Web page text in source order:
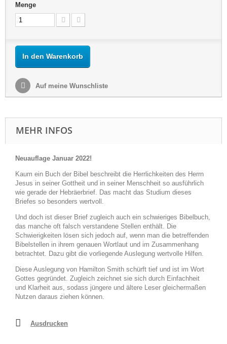
Menge
In den Warenkorb
Auf meine Wunschliste
MEHR INFOS
Neuauflage Januar 2022!
Kaum ein Buch der Bibel beschreibt die Herrlichkeiten des Herrn
Jesus in seiner Gottheit und in seiner Menschheit so ausführlich
wie gerade der Hebräerbrief. Das macht das Studium dieses
Briefes so besonders wertvoll.
Und doch ist dieser Brief zugleich auch ein schwieriges Bibelbuch,
das manche oft falsch verstandene Stellen enthält. Die
Schwierigkeiten lösen sich jedoch auf, wenn man die betreffenden
Bibelstellen in ihrem genauen Wortlaut und im Zusammenhang
betrachtet. Dazu gibt die vorliegende Auslegung wertvolle Hilfen.
Diese Auslegung von Hamilton Smith schürft tief und ist im Wort
Gottes gegründet. Zugleich zeichnet sie sich durch Einfachheit
und Klarheit aus, sodass jüngere und ältere Leser gleichermaßen
Nutzen daraus ziehen können.
Ausdrucken